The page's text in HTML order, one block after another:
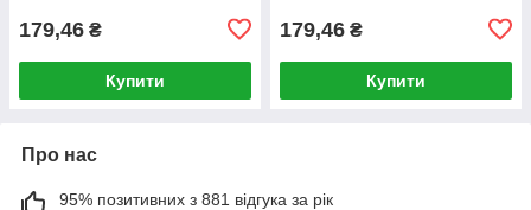
179,46 ₴
Купити
179,46 ₴
Купити
Про нас
95% позитивних з 881 відгука за рік